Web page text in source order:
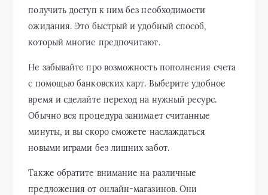
получить доступ к ним без необходимости
ожидания. Это быстрый и удобный способ,
который многие предпочитают.
Не забывайте про возможность пополнения счета
с помощью банковских карт. Выберите удобное
время и сделайте переход на нужный ресурс.
Обычно вся процедура занимает считанные
минуты, и вы скоро сможете наслаждаться
новыми играми без лишних забот.
Также обратите внимание на различные
предложения от онлайн-магазинов. Они